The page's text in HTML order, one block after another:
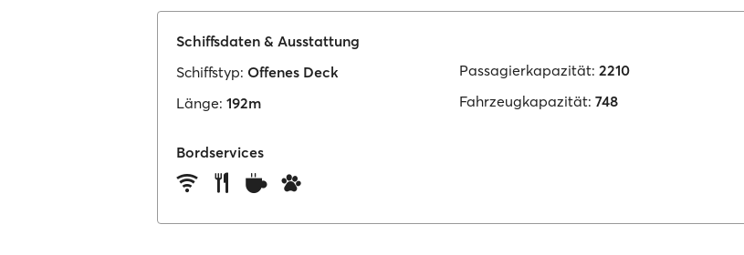
Schiffsdaten & Ausstattung
Schiffstyp: Offenes Deck
Länge: 192m
Passagierkapazität: 2210
Fahrzeugkapazität: 748
Bordservices